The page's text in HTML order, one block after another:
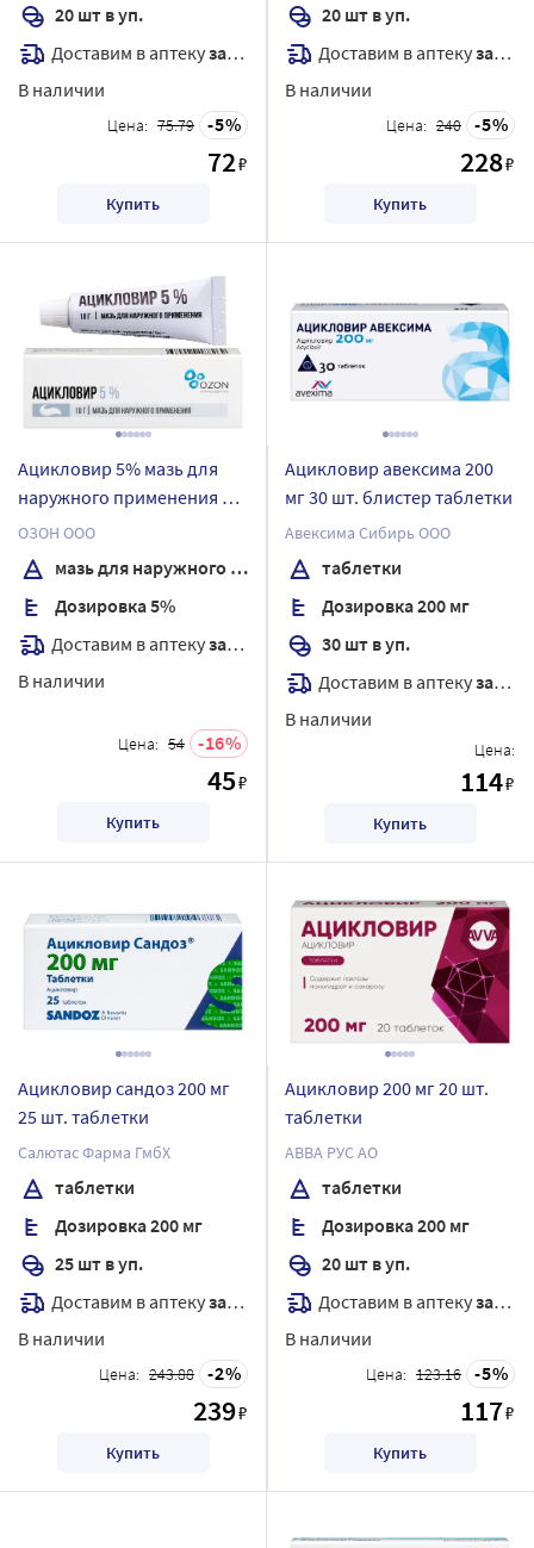
20 шт в уп.
Доставим в аптекузавтра
В наличии
Цена: 75.79 5
72₽
Купить
20 шт в уп.
Доставим в аптекузавтра
В наличии
Цена: 240 5
228₽
Купить
Ацикловир 5% мазь для
наружного применения 10
гр
ОЗОН ООО
мазь для наружного применения
Дозировка 5%
Доставим в аптекузавтра
В наличии
Цена: 54 16
45₽
Купить
Ацикловир авексима 200
мг 30 шт. блистер таблетки
Авексима Сибирь ООО
таблетки
Дозировка 200 мг
30 шт в уп.
Доставим в аптекузавтра
В наличии
Цена:
114₽
Купить
Ацикловир сандоз 200 мг
25 шт. таблетки
Салютас Фарма ГмбХ
таблетки
Дозировка 200 мг
25 шт в уп.
Доставим в аптекузавтра
В наличии
Цена: 243.88 2
239₽
Купить
Ацикловир 200 мг 20 шт.
таблетки
АВВА РУС АО
таблетки
Дозировка 200 мг
20 шт в уп.
Доставим в аптекузавтра
В наличии
Цена: 123.16 5
117₽
Купить